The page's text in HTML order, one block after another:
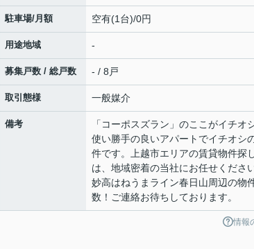
駐車場/月額 空有(1台)/0円
用途地域 -
募集戸数 / 総戸数 - / 8戸
取引態様 一般媒介
備考
「コーポスズラン」のここがイチオ
使い勝手の良いアパートでイチオシ
件です。上越市エリアの賃貸物件探
は、地域密着の当社にお任せくださ
妙高はねうまライン春日山周辺の物
数！ご連絡お待ちしております。
情報